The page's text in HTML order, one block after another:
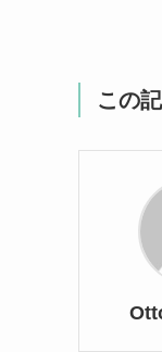
この